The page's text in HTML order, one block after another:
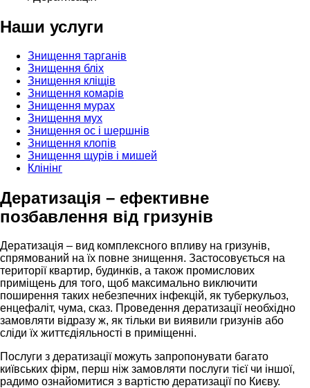
Наши услуги
Знищення тарганів
Знищення бліх
Знищення кліщів
Знищення комарів
Знищення мурах
Знищення мух
Знищення ос і шершнів
Знищення клопів
Знищення щурів і мишей
Клінінг
Дератизація – ефективне
позбавлення від гризунів
Дератизація – вид комплексного впливу на гризунів,
спрямований на їх повне знищення. Застосовується на
території квартир, будинків, а також промислових
приміщень для того, щоб максимально виключити
поширення таких небезпечних інфекцій, як туберкульоз,
енцефаліт, чума, сказ. Проведення дератизації необхідно
замовляти відразу ж, як тільки ви виявили гризунів або
сліди їх життєдіяльності в приміщенні.
Послуги з дератизації можуть запропонувати багато
київських фірм, перш ніж замовляти послуги тієї чи іншої,
радимо ознайомитися з вартістю дератизації по Києву.